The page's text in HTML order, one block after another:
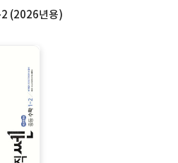
2 (2026년용)